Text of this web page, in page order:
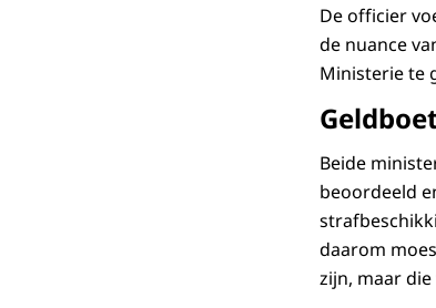
De officier
de nuance
Ministerie te
Beide
beoordeeld
daarom
zijn, maar